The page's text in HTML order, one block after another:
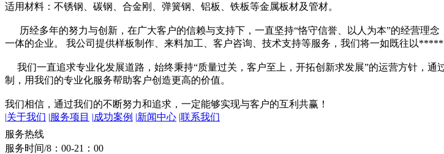
适用材料：不锈钢、碳钢、合金刚、弹簧钢、铝板、铁板等金属板材及管材。
历经多年的努力与创新，在广大客户的信赖与支持下，一直坚持“恪守信誉、以人为本”的经营理
一体的企业。 我公司提供样板制作、来料加工、客户咨询、技术支持等服务，我们将一如既往以
我们一直追求专业化发展道路，始终秉持“质量过关，客户至上，开拓创新求发展”的运营方针，
制，用我们的专业化服务帮助客户创造更高的价值。
我们相信，通过我们的不断努力和追求，一定能够实现与客户的互利共赢！
|关于我们 |服务项目 |成功案例 |新闻中心 |联系我们
服务热线
服务时间/8：00-21：00